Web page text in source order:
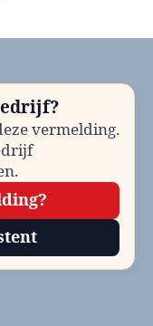
contactinformatie
vermelding.